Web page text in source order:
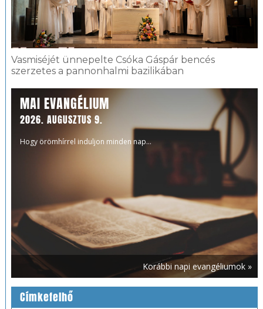
Vasmiséjét ünnepelte Csóka Gáspár bencés
szerzetes a pannonhalmi bazilikában
MAI EVANGÉLIUM
2026. AUGUSZTUS 9.
Hogy örömhírrel induljon minden nap...
Korábbi napi evangéliumok »
Címkefelhő